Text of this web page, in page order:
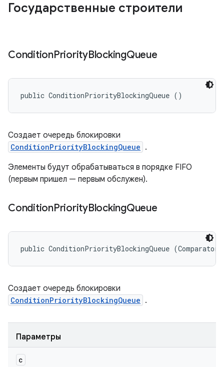
Государственные строители
ConditionPriorityBlockingQueue
public ConditionPriorityBlockingQueue ()
Создает очередь блокировки
ConditionPriorityBlockingQueue .
Элементы будут обрабатываться в порядке FIFO
(первым пришел — первым обслужен).
ConditionPriorityBlockingQueue
public ConditionPriorityBlockingQueue
Создает очередь блокировки
ConditionPriorityBlockingQueue .
Параметры
c